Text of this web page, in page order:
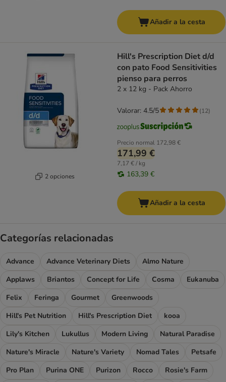
Añadir a la cesta
2 opciones
Hill's Prescription Diet d/d
con pato Food Sensitivities
pienso para perros
2 x 12 kg - Pack Ahorro
Precio normal 172,98 €
171,99 €
7,17 € / kg
163,39 €
Valorar: 4.5/5 (12)
Añadir a la cesta
Categorías relacionadas
Advance Advance Veterinary Diets
Almo Nature
Applaws
Briantos Concept for Life Cosma
Eukanuba
Felix
Feringa Gourmet
Greenwoods
Hill's Pet Nutrition
Hill's Prescription Diet
kooa
Lily's Kitchen
Lukullus Modern Living
Natural Paradise
Nature's Miracle
Nature's Variety Nomad Tales
Petsafe
Pro Plan
Purina ONE Purizon Rocco
Rosie's Farm